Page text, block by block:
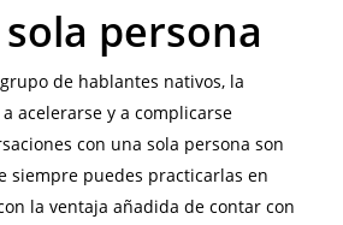
persona
de hablantes nativos, la
acelerarse y a complicarse
con una sola persona son
siempre puedes practicarlas en
la ventaja añadida de contar con